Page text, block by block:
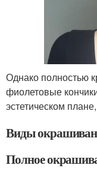
Однако полностью
фиолетовые
эстетическом
Виды
Полное